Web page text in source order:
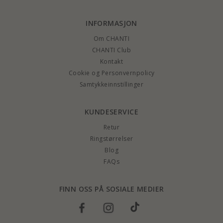
INFORMASJON
Om CHANTI
CHANTI Club
Kontakt
Cookie og Personvernpolicy
Samtykkeinnstillinger
KUNDESERVICE
Retur
Ringstørrelser
Blog
FAQs
FINN OSS PÅ SOSIALE MEDIER